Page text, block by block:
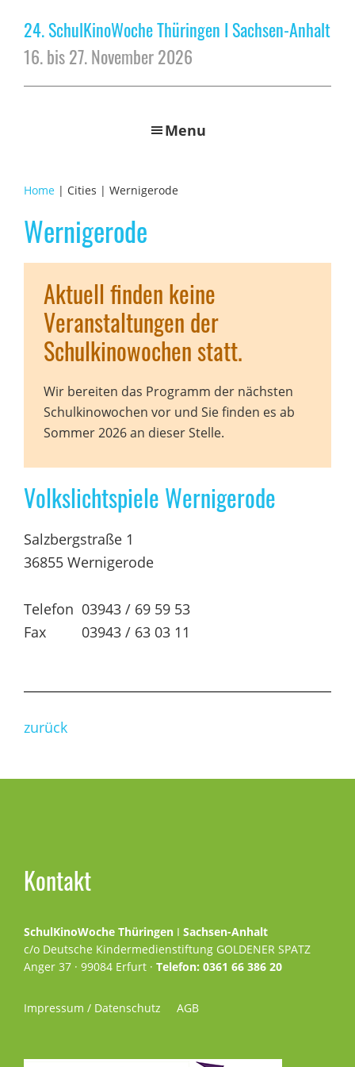
24. SchulKinoWoche Thüringen I Sachsen-Anhalt
16. bis 27. November 2026
Menu
Home | Cities | Wernigerode
Wernigerode
Aktuell finden keine
Veranstaltungen der
Schulkinowochen statt.
Wir bereiten das Programm der nächsten
Schulkinowochen vor und Sie finden es ab
Sommer 2026 an dieser Stelle.
Volkslichtspiele Wernigerode
Salzbergstraße 1
36855 Wernigerode
Telefon 03943 / 69 59 53
Fax 03943 / 63 03 11
zurück
Kontakt
SchulKinoWoche Thüringen I Sachsen-Anhalt
c/o Deutsche Kindermedienstiftung GOLDENER SPATZ
Anger 37 · 99084 Erfurt · Telefon: 0361 66 386 20
Impressum / Datenschutz AGB